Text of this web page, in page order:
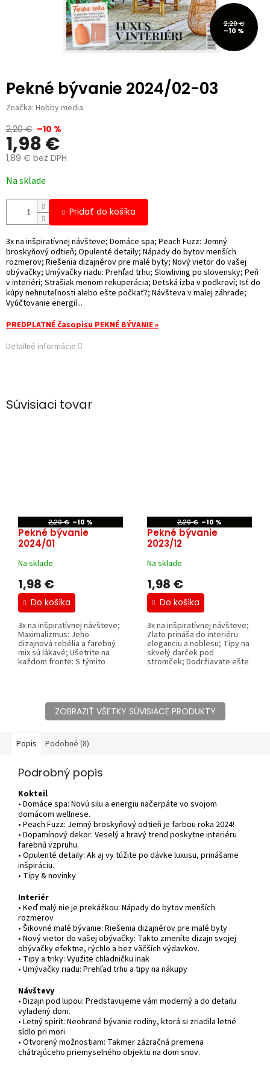
2,20 €
–10 %
Pekné bývanie 2024/02-03
Značka: Hobby media
2,20 € –10 %
1,98 €
1,89 € bez DPH
cena:
Na sklade
Pridať do košíka
3x na inšpiratívnej návšteve; Domáce spa; Peach Fuzz: Jemný
broskyňový odtieň; Opulenté detaily; Nápady do bytov menších
rozmerov; Riešenia dizajnérov pre malé byty; Nový vietor do vašej
obývačky; Umývačky riadu: Prehľad trhu; Slowliving po slovensky; Peň
v interiéri; Strašiak menom rekuperácia; Detská izba v podkroví; Isť do
kúpy nehnuteľnosti alebo ešte počkať?; Návšteva v malej záhrade;
Vyúčtovanie energií...
PREDPLATNÉ časopisu PEKNÉ BÝVANIE »
Detailné informácie
Súvisiaci tovar
2,20 € –10 %
Pekné bývanie
2024/01
Na sklade
1,98 €
Do košíka
3x na inšpiratívnej návšteve;
Maximalizmus: Jeho
dizajnová rebélia a farebný
mix sú lákavé; Ušetrite na
každom fronte: S týmito
2,20 € –10 %
Pekné bývanie
2023/12
Na sklade
1,98 €
Do košíka
3x na inšpiratívnej návšteve;
Zlato prináša do interiéru
eleganciu a noblesu; Tipy na
skvelý darček pod
stromček; Dodržiavate ešte
nejaké...
ZOBRAZIŤ VŠETKY SÚVISIACE PRODUKTY
Popis Podobné (8)
Podrobný popis
Kokteil
• Domáce spa: Novú silu a energiu načerpáte vo svojom
domácom wellnese.
• Peach Fuzz: Jemný broskyňový odtieň je farbou roka 2024!
• Dopamínový dekor: Veselý a hravý trend poskytne interiéru
farebnú vzpruhu.
• Opulenté detaily: Ak aj vy túžite po dávke luxusu, prinášame
inšpiráciu.
• Tipy & novinky
Interiér
• Keď malý nie je prekážkou: Nápady do bytov menších
rozmerov
• Šikovné malé bývanie: Riešenia dizajnérov pre malé byty
• Nový vietor do vašej obývačky: Takto zmeníte dizajn svojej
obývačky efektne, rýchlo a bez väčších výdavkov.
• Tipy a triky: Využite chladničku inak
• Umývačky riadu: Prehľad trhu a tipy na nákupy
Návštevy
• Dizajn pod lupou: Predstavujeme vám moderný a do detailu
vyladený dom.
• Letný spirit: Neohrané bývanie rodiny, ktorá si zriadila letné
sídlo pri mori.
• Otvorený možnostiam: Takmer zázračná premena
chátrajúceho priemyselného objektu na dom snov.